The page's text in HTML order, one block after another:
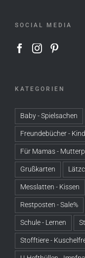
SOCIAL MEDIA
KATEGORIEN
Baby - Spielsachen
Freundebücher -
Für Mamas -
Grußkarten
Messlatten - Kissen
Restposten - Sale%
Schule - Lernen
Stofftiere -